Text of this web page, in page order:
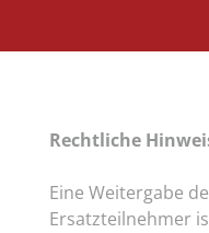
Rechtliche
Eine Weitergabe
Ersatzteilnehmer